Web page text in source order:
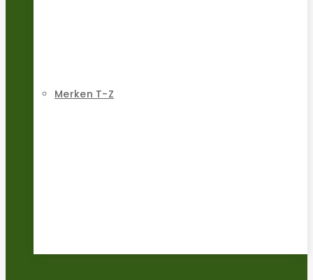
Merken T-Z